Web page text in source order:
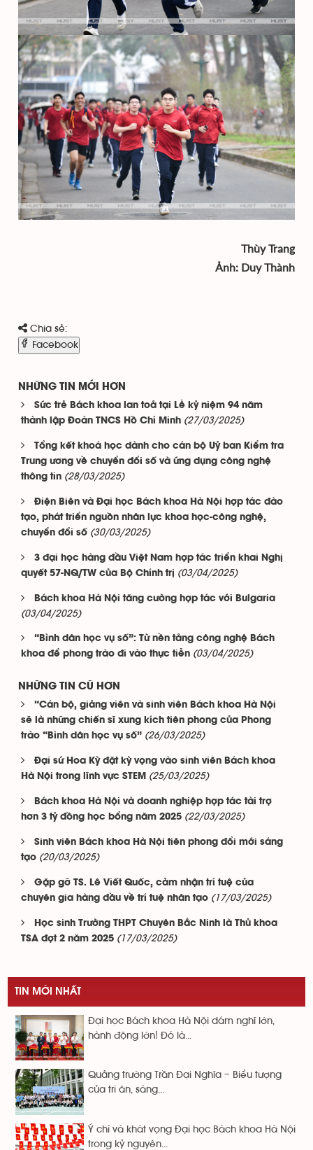
Thùy Trang
Ảnh: Duy Thành
Chia sẻ:
Facebook
NHỮNG TIN MỚI HƠN
Sức trẻ Bách khoa lan toả tại Lễ kỷ niệm 94 năm
thành lập Đoàn TNCS Hồ Chí Minh (27/03/2025)
Tổng kết khoá học dành cho cán bộ Uỷ ban Kiểm tra
Trung ương về chuyển đổi số và ứng dụng công nghệ
thông tin (28/03/2025)
Điện Biên và Đại học Bách khoa Hà Nội hợp tác đào
tạo, phát triển nguồn nhân lực khoa học-công nghệ,
chuyển đổi số (30/03/2025)
3 đại học hàng đầu Việt Nam hợp tác triển khai Nghị
quyết 57-NQ/TW của Bộ Chính trị (03/04/2025)
Bách khoa Hà Nội tăng cường hợp tác với Bulgaria
(03/04/2025)
“Bình dân học vụ số”: Từ nền tảng công nghệ Bách
khoa để phong trào đi vào thực tiễn (03/04/2025)
NHỮNG TIN CŨ HƠN
“Cán bộ, giảng viên và sinh viên Bách khoa Hà Nội
sẽ là những chiến sĩ xung kích tiên phong của Phong
trào “Bình dân học vụ số” (26/03/2025)
Đại sứ Hoa Kỳ đặt kỳ vọng vào sinh viên Bách khoa
Hà Nội trong lĩnh vực STEM (25/03/2025)
Bách khoa Hà Nội và doanh nghiệp hợp tác tài trợ
hơn 3 tỷ đồng học bổng năm 2025 (22/03/2025)
Sinh viên Bách khoa Hà Nội tiên phong đổi mới sáng
tạo (20/03/2025)
Gặp gỡ TS. Lê Viết Quốc, cảm nhận trí tuệ của
chuyên gia hàng đầu về trí tuệ nhân tạo (17/03/2025)
Học sinh Trường THPT Chuyên Bắc Ninh là Thủ khoa
TSA đợt 2 năm 2025 (17/03/2025)
TIN MỚI NHẤT
Đại học Bách khoa Hà Nội dám nghĩ lớn,
hành động lớn! Đó là...
Quảng trường Trần Đại Nghĩa – Biểu tượng
của tri ân, sáng...
Ý chí và khát vọng Đại học Bách khoa Hà Nội
trong kỷ nguyên...